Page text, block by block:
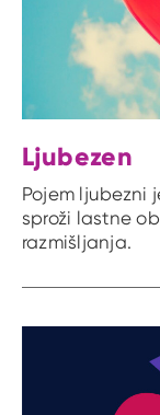
Ljubezen
Pojem ljubezni
sproži lastne
razmišljanja.